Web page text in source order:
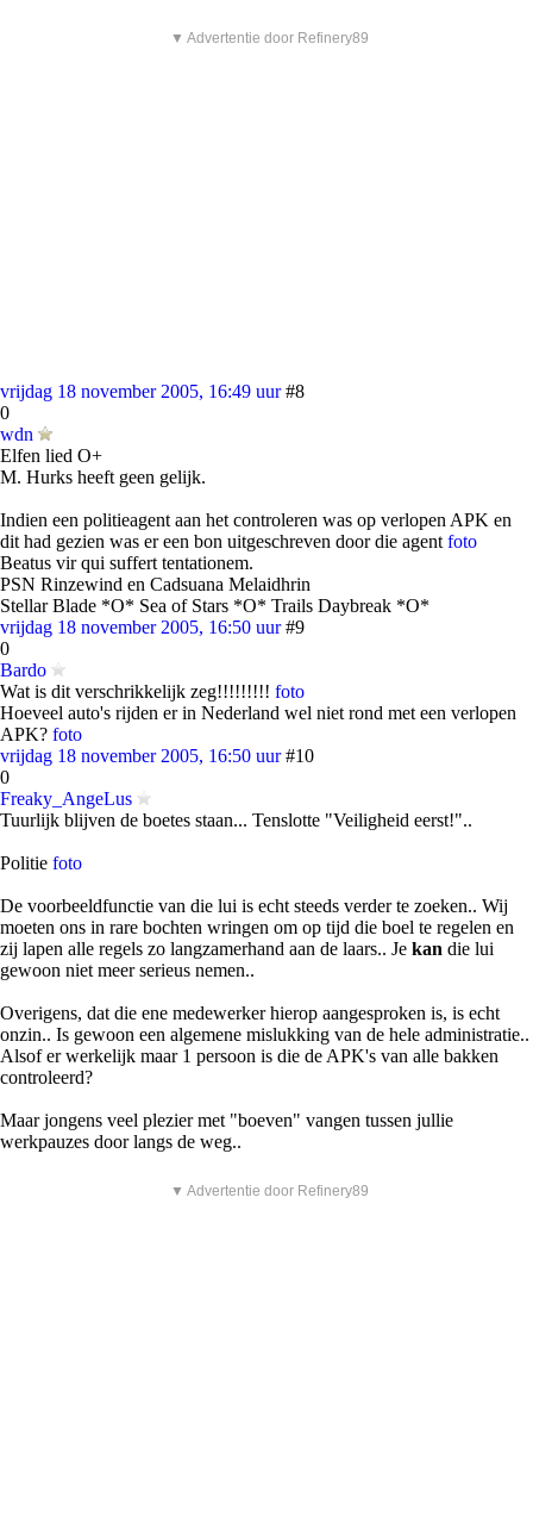
▼ Advertentie door Refinery89
vrijdag 18 november 2005, 16:49 uur #8
0
wdn
Elfen lied O+
M. Hurks heeft geen gelijk.
Indien een politieagent aan het controleren was op verlopen APK en
dit had gezien was er een bon uitgeschreven door die agent foto
Beatus vir qui suffert tentationem.
PSN Rinzewind en Cadsuana Melaidhrin
Stellar Blade *O* Sea of Stars *O* Trails Daybreak *O*
vrijdag 18 november 2005, 16:50 uur #9
0
Bardo
Wat is dit verschrikkelijk zeg!!!!!!!!! foto
Hoeveel auto's rijden er in Nederland wel niet rond met een verlopen
APK? foto
vrijdag 18 november 2005, 16:50 uur #10
0
Freaky_AngeLus
Tuurlijk blijven de boetes staan... Tenslotte "Veiligheid eerst!"..
Politie foto
De voorbeeldfunctie van die lui is echt steeds verder te zoeken.. Wij
moeten ons in rare bochten wringen om op tijd die boel te regelen en
zij lapen alle regels zo langzamerhand aan de laars.. Je kan die lui
gewoon niet meer serieus nemen..
Overigens, dat die ene medewerker hierop aangesproken is, is echt
onzin.. Is gewoon een algemene mislukking van de hele administratie..
Alsof er werkelijk maar 1 persoon is die de APK's van alle bakken
controleerd?
Maar jongens veel plezier met "boeven" vangen tussen jullie
werkpauzes door langs de weg..
▼ Advertentie door Refinery89